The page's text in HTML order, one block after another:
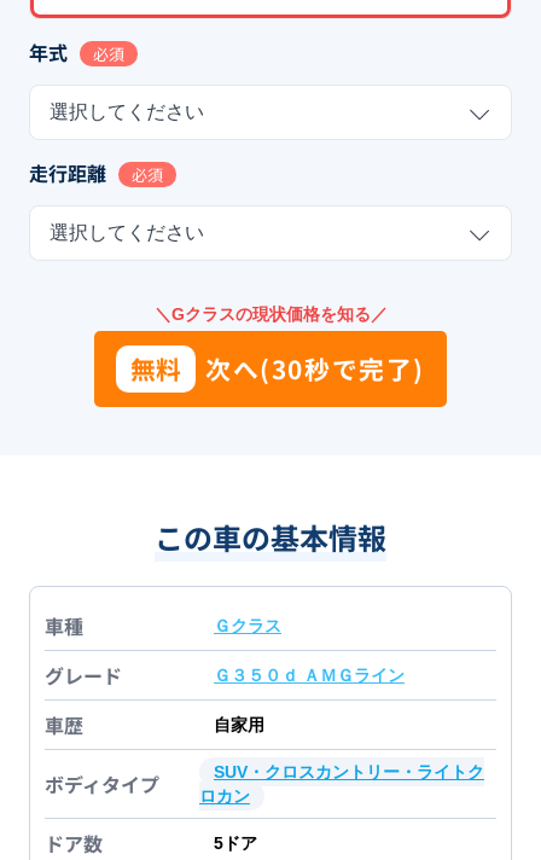
年式 必須
選択してください
走行距離 必須
選択してください
＼Gクラスの現状価格を知る／
無料 次へ(30秒で完了)
この車の基本情報
車種 Ｇクラス
グレード Ｇ３５０ｄ ＡＭＧライン
車歴 自家用
ボディタイプ
SUV・クロスカントリー・ライトク
ロカン
ドア数 5 ドア